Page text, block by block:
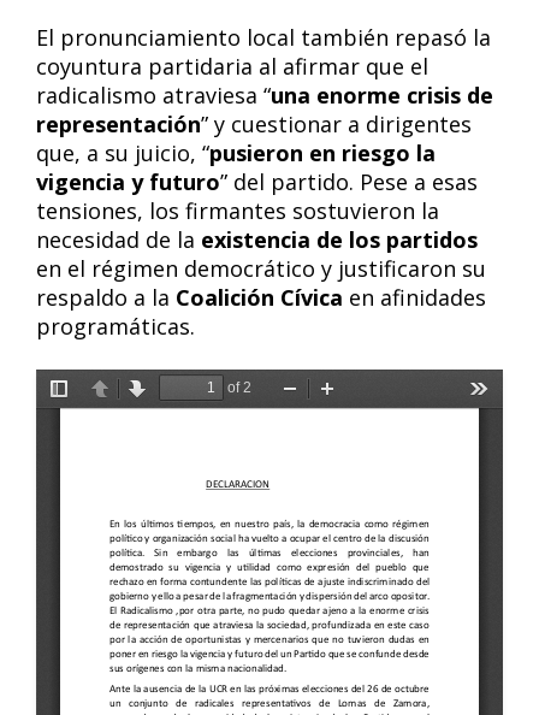
El pronunciamiento local también repasó la
coyuntura partidaria al afirmar que el
radicalismo atraviesa “una enorme crisis de
representación” y cuestionar a dirigentes
que, a su juicio, “pusieron en riesgo la
vigencia y futuro” del partido. Pese a esas
tensiones, los firmantes sostuvieron la
necesidad de la existencia de los partidos
en el régimen democrático y justificaron su
respaldo a la Coalición Cívica en afinidades
programáticas.